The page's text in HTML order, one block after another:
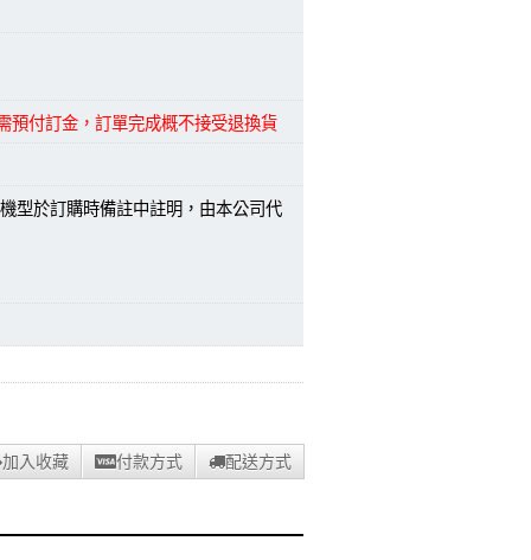
預付訂金，訂單完成概不接受退換貨
型於訂購時備註中註明，由本公司代
加入收藏 付款方式 配送方式